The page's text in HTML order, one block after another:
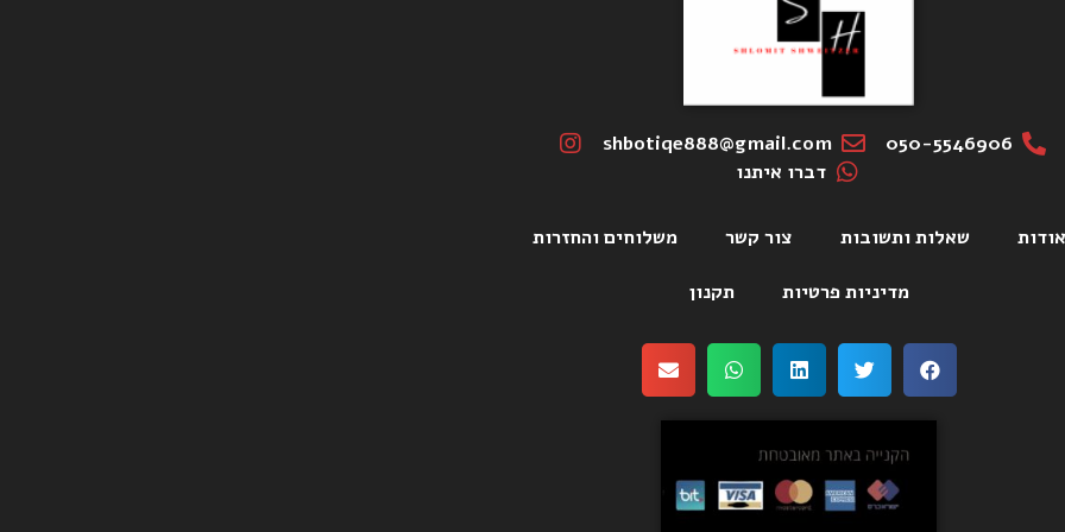
050-5546906
shbotiqe888@gmail.com
דברו איתנו
אודות שאלות ותשובות צור קשר משלוחים והחזרות
מדיניות פרטיות תקנון